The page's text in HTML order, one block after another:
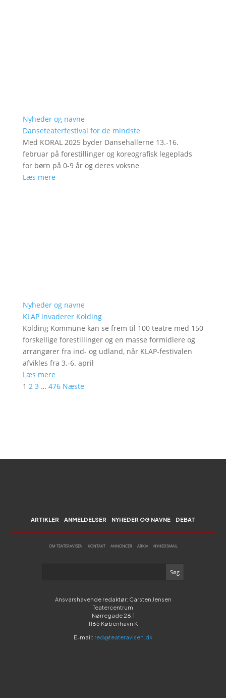
Nyheder og navne
Danseteaterfestival for de mindste
Med KORAL 2025 byder Dansehallerne 13.-16.
februar på forestillinger og koreografisk legeplads
for børn på 0-9 år og deres voksne
Læs mere
Nyheder og navne
KLAP invaderer Kolding
Kolding Kommune kan se frem til 100 teatre med 150
forskellige forestillinger og en masse formidlere og
arrangører fra ind- og udland, når KLAP-festivalen
afvikles fra 3.-6. april
Læs mere
1 2 3 … 476 Næste
ARTIKLER ANMELDELSER NYHEDER OG NAVNE DEBAT
OM TEATERAVISEN KONTAKT ANNONCER ARKIV NYHEDSMAIL
Ansvarshavende redaktør: Carsten Jensen
Teatercentrum
Nørregade 26,1
1165 København K
E-mail: red@teateravisen.dk